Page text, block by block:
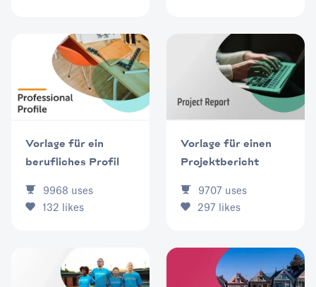
Vorlage für ein
berufliches Profil
9968 uses
132 likes
Vorlage für einen
Projektbericht
9707 uses
297 likes